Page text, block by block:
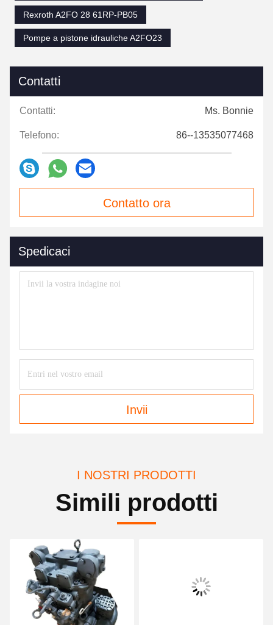
Rexroth A2FO 28 61RP-PB05
Pompe a pistone idrauliche A2FO23
Contatti
Contatti: Ms. Bonnie
Telefono: 86--13535077468
Contatto ora
Spedicaci
Invii
I NOSTRI PRODOTTI
Simili prodotti